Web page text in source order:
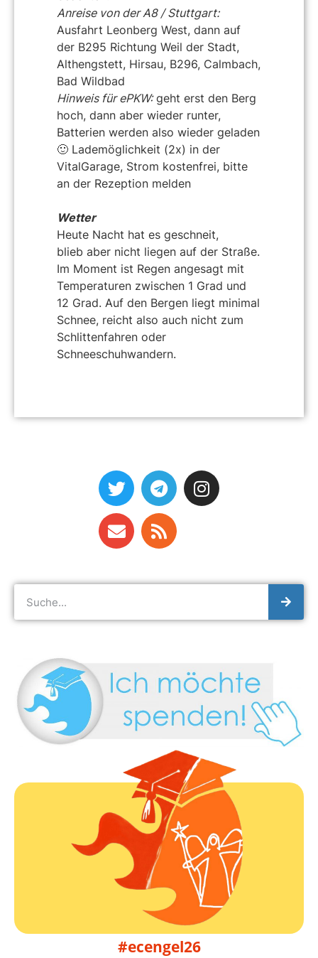
Anreise von der A8 / Stuttgart:
Ausfahrt Leonberg West, dann auf
der B295 Richtung Weil der Stadt,
Althengstett, Hirsau, B296, Calmbach,
Bad Wildbad
Hinweis für ePKW:geht erst den Berg
hoch, dann aber wieder runter,
Batterien werden also wieder geladen
🙂 Lademöglichkeit (2x) in der
VitalGarage, Strom kostenfrei, bitte
an der Rezeption melden
Wetter
Heute Nacht hat es geschneit,
blieb aber nicht liegen auf der Straße.
Im Moment ist Regen angesagt mit
Temperaturen zwischen 1 Grad und
12 Grad. Auf den Bergen liegt minimal
Schnee, reicht also auch nicht zum
Schlittenfahren oder
Schneeschuhwandern.
#ecengel26
EduCamp Engelskirchen 2026
09. bis 11.10.2026
Infos folgen